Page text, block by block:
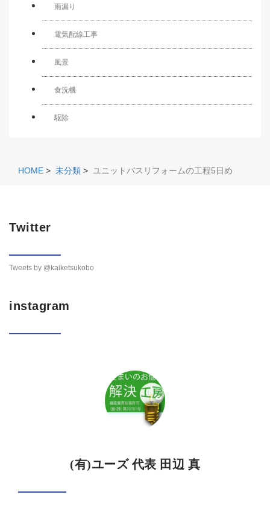
雨漏り
電気配線工事
風景
食洗機
駆除
HOME > 未分類 > ユニットバスリフォームの工程5日め
Twitter
Tweets by @kaiketsukobo
instagram
(有)ユーズ 代表 田辺 真